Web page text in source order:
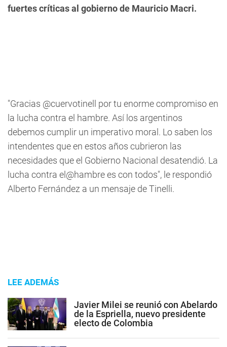
fuertes críticas al gobierno de Mauricio Macri.
"Gracias @cuervotinell por tu enorme compromiso en
la lucha contra el hambre. Así los argentinos
debemos cumplir un imperativo moral. Lo saben los
intendentes que en estos años cubrieron las
necesidades que el Gobierno Nacional desatendió. La
lucha contra el@hambre es con todos", le respondió
Alberto Fernández a un mensaje de Tinelli.
LEE ADEMÁS
Javier Milei se reunió con Abelardo
de la Espriella, nuevo presidente
electo de Colombia